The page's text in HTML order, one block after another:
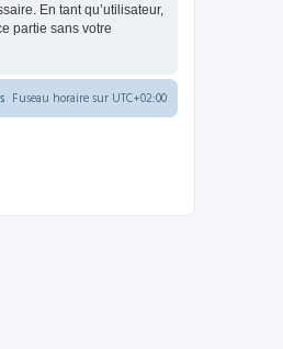
En tant qu’utilisateur,
partie sans votre
Fuseau horaire sur UTC+02:00